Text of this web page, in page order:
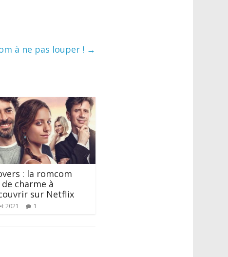
à ne pas louper ! →
: la romcom
charme à
sur Netflix
2021 1